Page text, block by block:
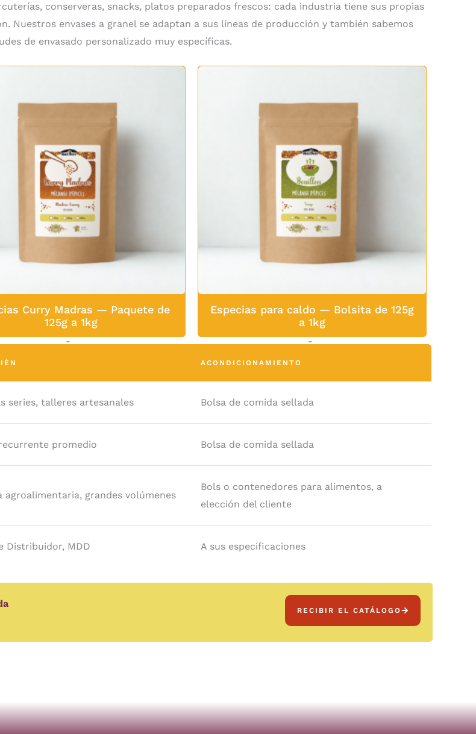
conserveras, snacks, platos preparados frescos: cada industria tiene sus propias
Nuestros envases a granel se adaptan a sus líneas de producción y también sabemos
de envasado personalizado muy específicas.
Curry Madras — Paquete de
125g a 1kg
-
Rango
desde
6,15 €
hasta
Especias para caldo — Bolsita de 125g
a 1kg
-
Rango
desde
6,05 €
hasta
ACONDICIONAMIENTO
series, talleres artesanales Bolsa de comida sellada
promedio Bolsa de comida sellada
agroalimentaria, grandes volúmenes
Bols o contenedores para alimentos, a
elección del cliente
Distribuidor, MDD A sus especificaciones
RECIBIR EL CATÁLOGO